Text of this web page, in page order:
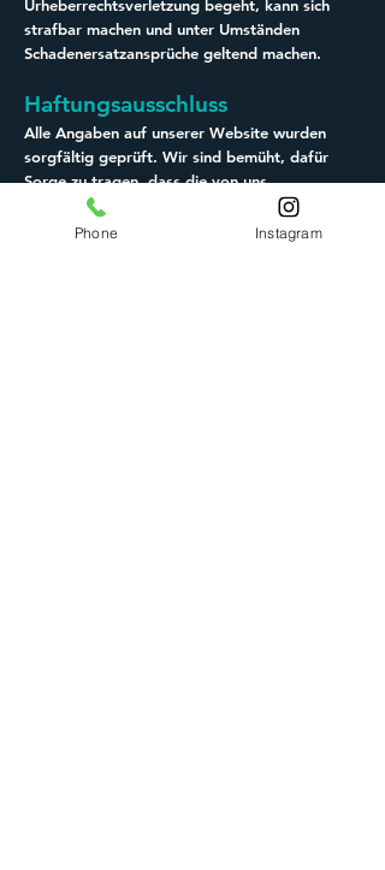
Urheberrechtsverletzung begeht, kann sich
strafbar machen und unter Umständen
Schadenersatzansprüche geltend machen.
Haftungsausschluss
Alle Angaben auf unserer Website wurden
sorgfältig geprüft. Wir sind bemüht, dafür
Sorge zu tragen, dass die von uns
bereitgestellten Informationen aktuell, richtig
und vollständig sind. Dennoch ist das
Phone Instagram